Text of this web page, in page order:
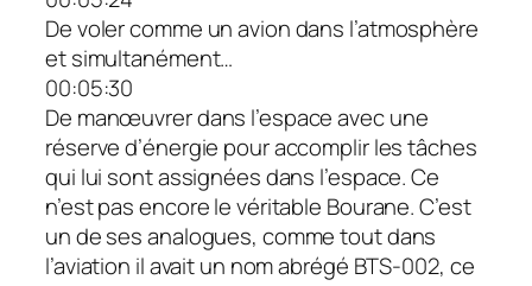
De voler comme un avion dans l’atmosphère
et simultanément…
00:05:30
De manœuvrer dans l’espace avec une
réserve d’énergie pour accomplir les tâches
qui lui sont assignées dans l’espace. Ce
n’est pas encore le véritable Bourane. C’est
un de ses analogues, comme tout dans
l’aviation il avait un nom abrégé BTS-002, ce